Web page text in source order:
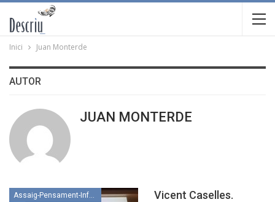
Inici Juan Monterde
AUTOR
JUAN MONTERDE
Assaig-Pensament-Informació
Vicent Caselles.